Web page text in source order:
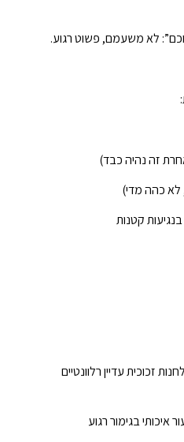
לא משעמם, פשוט רגוע.
זה נהיה כבד)
לא כהה מדי)
קטנות
זכוכית עדיין רלוונטיים
איכותי בגימור רגוע